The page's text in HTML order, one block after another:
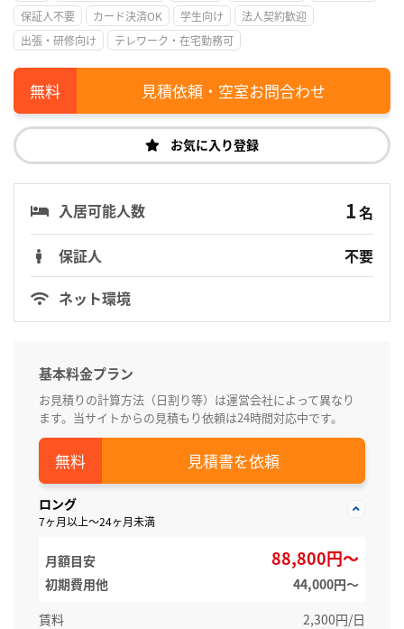
保証人不要
カード決済OK 学生向け
法人契約歓迎
出張・研修向け
テレワーク・在宅勤務可
見積依頼・空室お問合わせ
お気に入り登録
入居可能人数 1名
保証人
不要
ネット環境
基本料金プラン
お見積りの計算方法（日割り等）は運営会社によって異なり
ます。当サイトからの見積もり依頼は24時間対応中です。
見積書を依頼
ロング
7ヶ月以上～24ヶ月未満
月額目安 88,800円～
初期費用他
44,000円〜
賃料
2,300円/日